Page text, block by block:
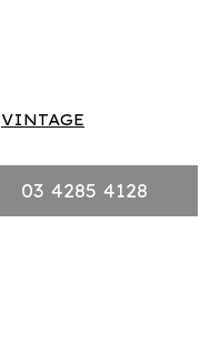
VINTAGE
03 4285 4128